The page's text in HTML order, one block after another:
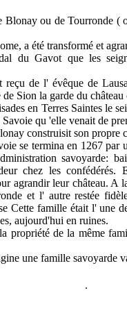
ou de Tourronde (
a été transformé et
du Gavot que les
reçu de l' évêque de
Sion la garde du
en Terres Saintes le
qu 'elle venait de
construisit son propre
se termina en 1267
savoyarde:
chez les
agrandir leur château. A
et l' autre restée
Cette famille était l' une
aujourd'hui en ruines.
propriété de la même
une famille savoyarde
.